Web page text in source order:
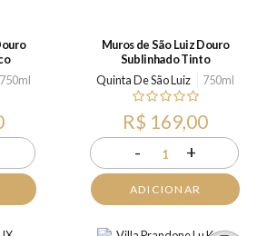
750ml
Muros de São Luiz Douro
Sublinhado Tinto
Quinta De São Luiz
750ml
R$ 169,00
- 1 +
ADICIONAR